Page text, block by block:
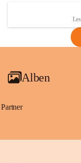
VBl. EU Nr.
Alben
Partner